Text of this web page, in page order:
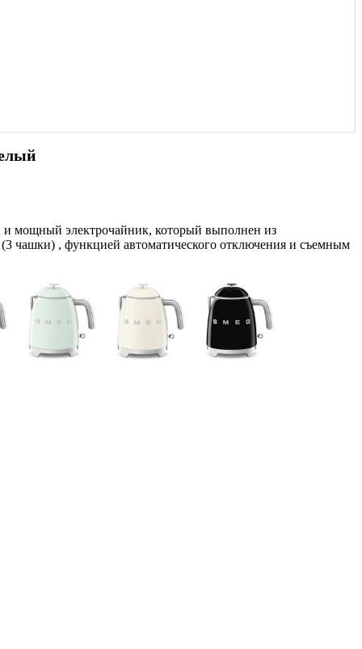
и мощный электрочайник, который выполнен из
чашки) , функцией автоматического отключения и съемным